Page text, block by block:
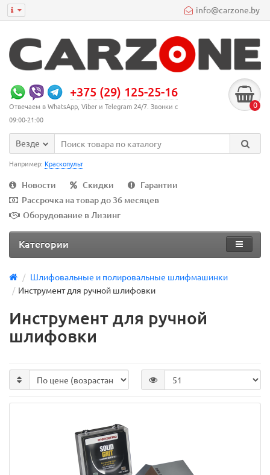
info@carzone.by
+375 (29) 125-25-16
Отвечаем в WhatsApp, Viber и Telegram 24/7. Звонки с
09:00-21:00
0
Везде
Например: Краскопульт
Новости Скидки
Гарантии
Рассрочка на товар до 36 месяцев
Оборудование в Лизинг
Категории
Шлифовальные и полировальные шлифмашинки
Инструмент для ручной шлифовки
Инструмент для ручной
шлифовки